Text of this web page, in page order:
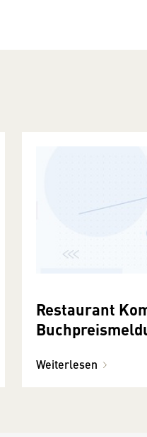
Restaurant
Weiterlesen